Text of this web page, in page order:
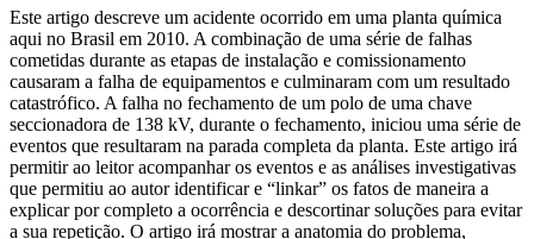
Este artigo descreve um acidente ocorrido em uma planta química
aqui no Brasil em 2010. A combinação de uma série de falhas
cometidas durante as etapas de instalação e comissionamento
causaram a falha de equipamentos e culminaram com um resultado
catastrófico. A falha no fechamento de um polo de uma chave
seccionadora de 138 kV, durante o fechamento, iniciou uma série de
eventos que resultaram na parada completa da planta. Este artigo irá
permitir ao leitor acompanhar os eventos e as análises investigativas
que permitiu ao autor identificar e “linkar” os fatos de maneira a
explicar por completo a ocorrência e descortinar soluções para evitar
a sua repetição. O artigo irá mostrar a anatomia do problema,